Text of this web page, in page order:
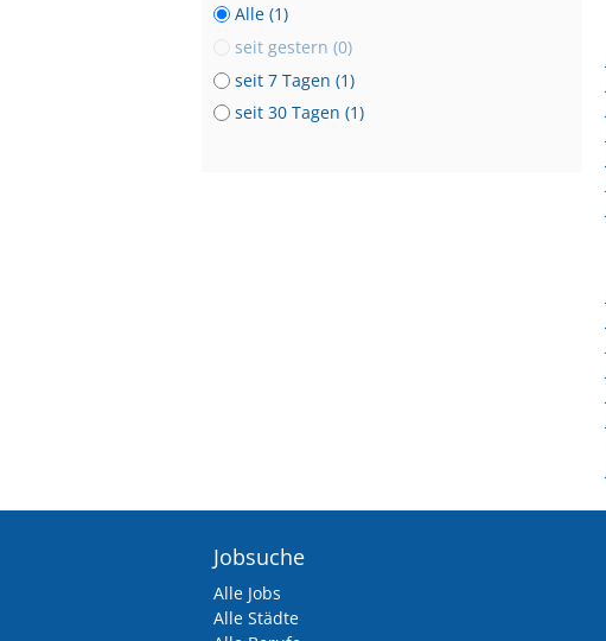
Alle (1)
seit gestern (0)
seit 7 Tagen (1)
seit 30 Tagen (1)
Jobsuche
Alle Jobs
Alle Städte